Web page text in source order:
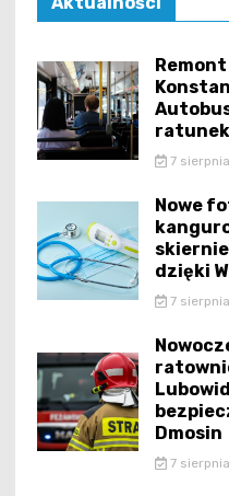
Remont
7
Nowe
dzięki
7
Dmosin
7